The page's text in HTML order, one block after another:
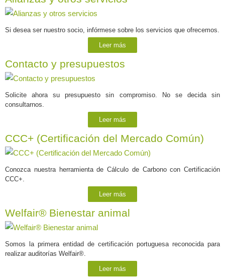
Si desea ser nuestro socio, infórmese sobre los servicios que ofrecemos.
Leer más
Contacto y presupuestos
Solicite ahora su presupuesto sin compromiso. No se decida sin
consultarnos.
Leer más
CCC+ (Certificación del Mercado Común)
Conozca nuestra herramienta de Cálculo de Carbono con Certificación
CCC+.
Leer más
Welfair® Bienestar animal
Somos la primera entidad de certificación portuguesa reconocida para
realizar auditorías Welfair®.
Leer más